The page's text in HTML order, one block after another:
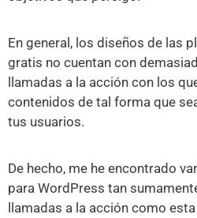
En general, los diseños de las
gratis no cuentan con
llamadas a la acción con los
contenidos de tal forma que
tus usuarios.
De hecho, me he encontrado
para WordPress tan
llamadas a la acción como